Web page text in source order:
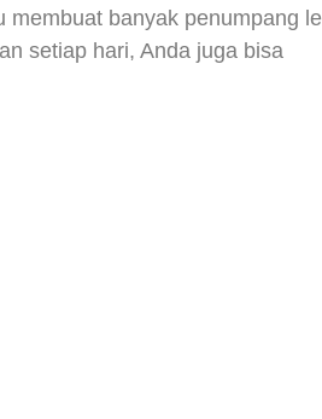
banyak penumpang
setiap hari, Anda juga bisa